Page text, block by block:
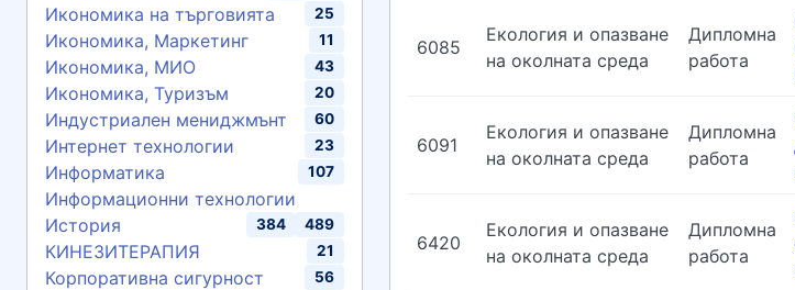
Икономика на търговията 25
Икономика, Маркетинг 11
Икономика, МИО 43
Икономика, Туризъм 20
Индустриален мениджмънт 60
Интернет технологии 23
Информатика 107
Информационни технологии
489
История 384
КИНЕЗИТЕРАПИЯ 21
Корпоративна сигурност 56
6085
Екология и опазване
на околната среда
Дипломна
работа
6091
Екология и опазване
на околната среда
Дипломна
работа
6420
Екология и опазване
на околната среда
Дипломна
работа